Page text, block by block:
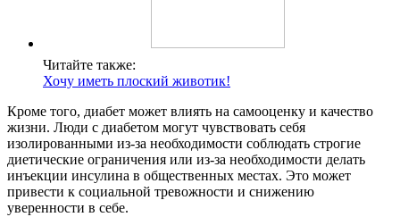
Читайте также:
Хочу иметь плоский животик!
Кроме того, диабет может влиять на самооценку и качество
жизни. Люди с диабетом могут чувствовать себя
изолированными из-за необходимости соблюдать строгие
диетические ограничения или из-за необходимости делать
инъекции инсулина в общественных местах. Это может
привести к социальной тревожности и снижению
уверенности в себе.